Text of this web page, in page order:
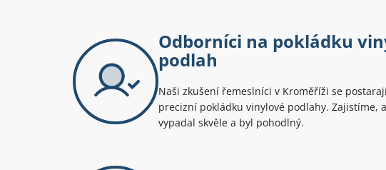
Odborníci na pokládku
podlah
Naši zkušení řemeslníci v Kroměříži se
precizní pokládku vinylové podlahy. Zajistíme,
vypadal skvěle a byl pohodlný.